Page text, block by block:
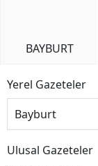
BAYBURT
Yerel Gazeteler
Bayburt
Ulusal Gazeteler